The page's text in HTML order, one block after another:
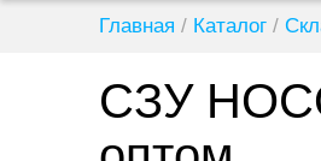
Главная / Каталог /
СЗУ